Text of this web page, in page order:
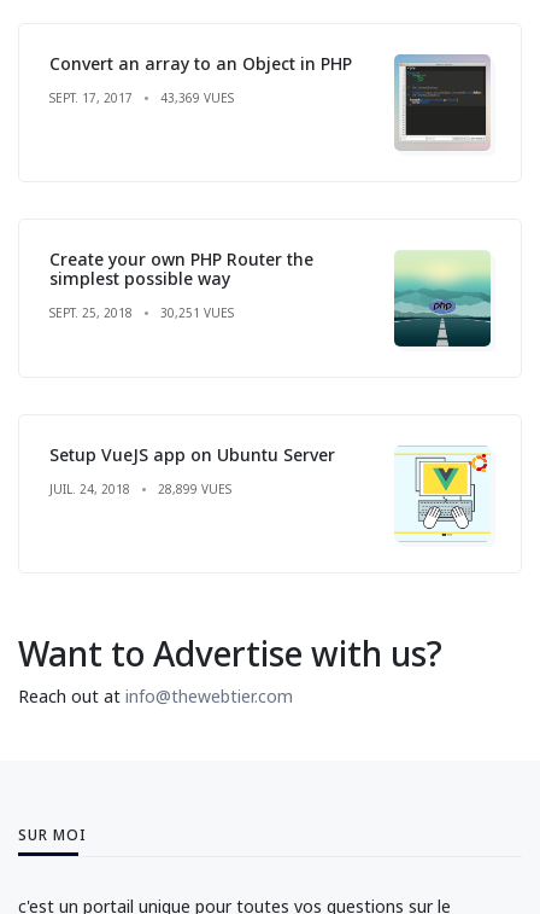
Convert an array to an Object in PHP
SEPT. 17, 2017 43,369 VUES
Create your own PHP Router the
simplest possible way
SEPT. 25, 2018 30,251 VUES
Setup VueJS app on Ubuntu Server
JUIL. 24, 2018 28,899 VUES
Want to Advertise with us?
Reach out at info@thewebtier.com
SUR MOI
c'est un portail unique pour toutes vos questions sur le